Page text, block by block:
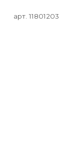
арт.11801203